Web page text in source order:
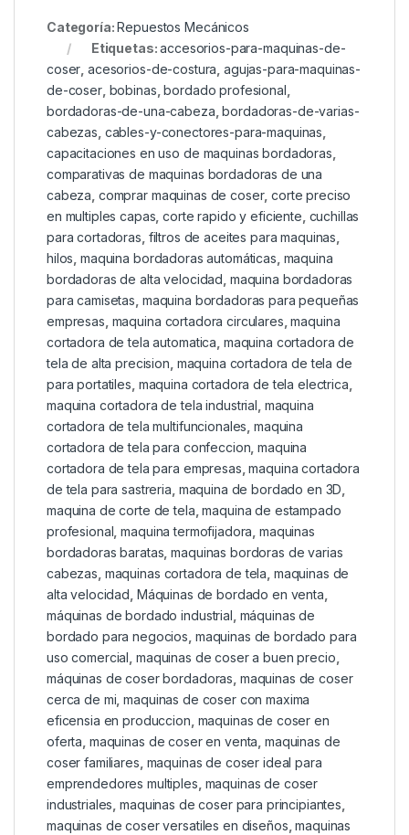
Categoría:Repuestos Mecánicos
Etiquetas:accesorios-para-maquinas-de-
coser ,acesorios-de-costura agujas-para-maquinas-
de-coser, bobinas ,bordado profesional
bordadoras-de-una-cabeza ,bordadoras-de-varias-
cabezas cables-y-conectores-para-maquinas
capacitaciones en uso de maquinas bordadoras
comparativas de maquinas bordadoras de una
cabeza comprar maquinas de coser,corte preciso
en multiples capas ,corte rapido y eficiente cuchillas
para cortadoras filtros de aceites para maquinas
hilos ,maquina bordadoras automáticas maquina
bordadoras de alta velocidad maquina bordadoras
para camisetas maquina bordadoras para pequeñas
empresas maquina cortadora circulares ,maquina
cortadora de tela automatica maquina cortadora de
tela de alta precision maquina cortadora de tela de
para portatiles maquina cortadora de tela electrica
maquina cortadora de tela industrial maquina
cortadora de tela multifuncionales maquina
cortadora de tela para confeccion ,maquina
cortadora de tela para empresas ,maquina cortadora
de tela para sastreria maquina de bordado en 3D
maquina de corte de tela ,maquina de estampado
profesional ,maquina termofijadora maquinas
bordadoras baratas ,maquinas bordoras de varias
cabezas maquinas cortadora de tela maquinas de
alta velocidad Máquinas de bordado en venta
máquinas de bordado industrial máquinas de
bordado para negocios maquinas de bordado para
uso comercial maquinas de coser a buen precio
máquinas de coser bordadoras maquinas de coser
cerca de mi ,maquinas de coser con maxima
eficensia en produccion maquinas de coser en
oferta maquinas de coser en venta ,maquinas de
coser familiares maquinas de coser ideal para
emprendedores multiples maquinas de coser
industriales ,maquinas de coser para principiantes
maquinas de coser versatiles en diseños ,maquinas